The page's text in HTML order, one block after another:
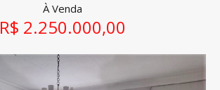
À Venda
R$ 2.250.000,00